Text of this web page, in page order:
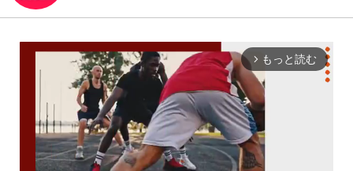
arrow_forward_ios もっと読む